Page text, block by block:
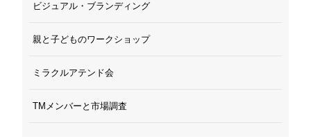
ビジュアル・ブランディング
親と子どものワークショップ
ミラクルアテンド会
TMメンバーと市場調査